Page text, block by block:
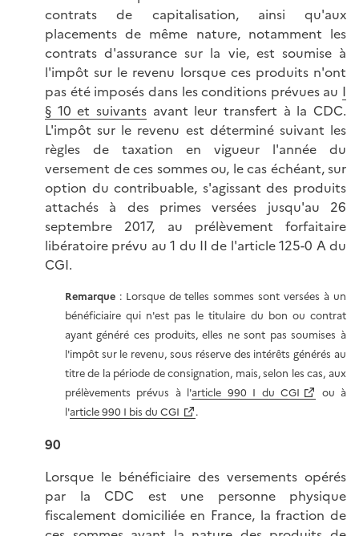
contrats de capitalisation, ainsi qu'aux
placements de même nature, notamment les
contrats d'assurance sur la vie, est soumise à
l'impôt sur le revenu lorsque ces produits n'ont
pas été imposés dans les conditions prévues au I
§ 10 et suivants avant leur transfert à la CDC.
L'impôt sur le revenu est déterminé suivant les
règles de taxation en vigueur l'année du
versement de ces sommes ou, le cas échéant, sur
option du contribuable, s'agissant des produits
attachés à des primes versées jusqu'au 26
septembre 2017, au prélèvement forfaitaire
libératoire prévu au 1 du II de l'article 125-0 A du
CGI.
Remarque: Lorsque de telles sommes sont versées à un
bénéficiaire qui n'est pas le titulaire du bon ou contrat
ayant généré ces produits, elles ne sont pas soumises à
l'impôt sur le revenu, sous réserve des intérêts générés au
titre de la période de consignation, mais, selon les cas, aux
prélèvements prévus à l'article 990 I du CGI
ou à
l'article 990 I bis du CGI .
90
Lorsque le bénéficiaire des versements opérés
par la CDC est une personne physique
fiscalement domiciliée en France, la fraction de